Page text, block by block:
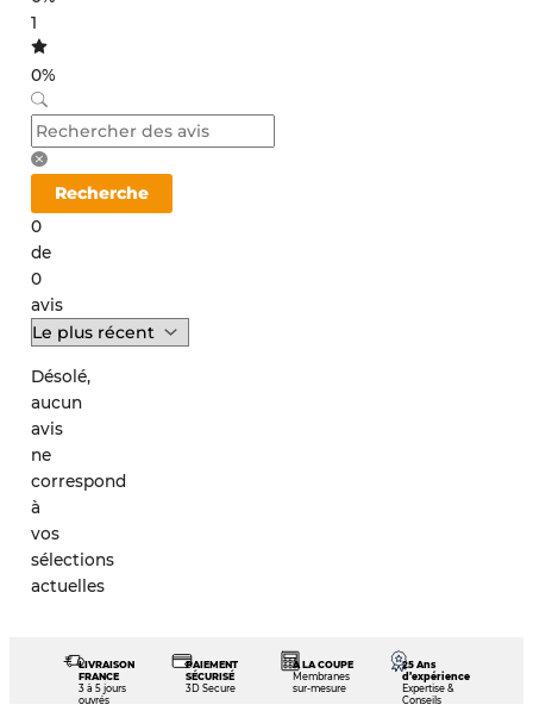
1
0%
Recherche
0
de
0
avis
Désolé,
aucun
avis
ne
correspond
à
vos
sélections
actuelles
LIVRAISON
FRANCE
3 à 5 jours
ouvrés
PAIEMENT
SÉCURISÉ
3D Secure
À LA COUPE
Membranes
sur-mesure
25 Ans
d’expérience
Expertise &
Conseils